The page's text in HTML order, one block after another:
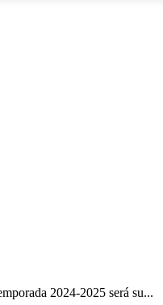
2024-2025 será su...